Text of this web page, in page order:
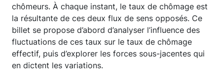
chômeurs. À chaque instant, le taux de chômage est
la résultante de ces deux flux de sens opposés. Ce
billet se propose d’abord d’analyser l’influence des
fluctuations de ces taux sur le taux de chômage
effectif, puis d’explorer les forces sous-jacentes qui
en dictent les variations.